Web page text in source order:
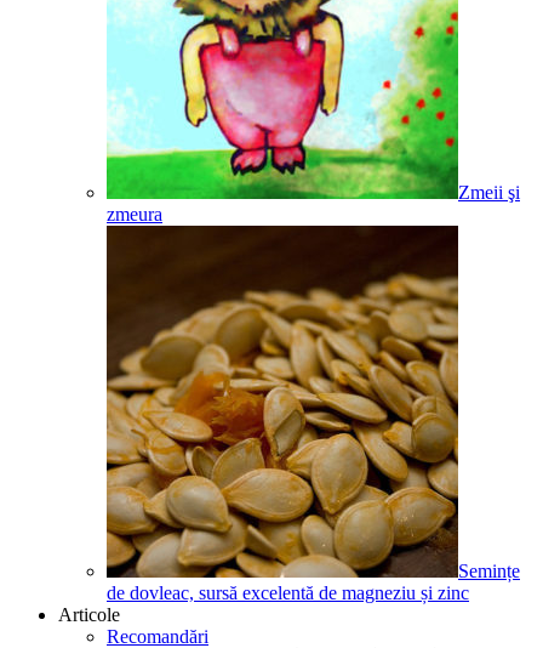
Zmeii şi
zmeura
Semințe
de dovleac, sursă excelentă de magneziu și zinc
Articole
Recomandări